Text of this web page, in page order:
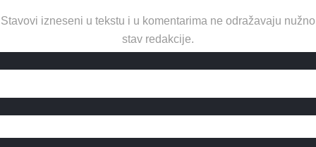
Stavovi izneseni u tekstu i u komentarima ne odražavaju nužno
stav redakcije.